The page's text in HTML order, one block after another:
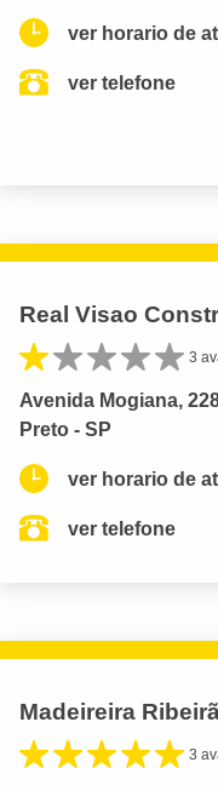
ver horario de
ver telefone
Real Visao
3
Avenida Mogiana,
Preto - SP
ver horario de
ver telefone
Madeireira
3